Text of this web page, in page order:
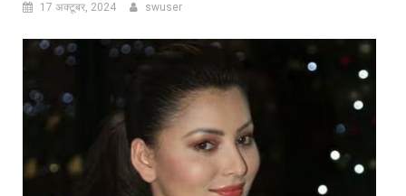
17 अक्टूबर, 2024 swuser